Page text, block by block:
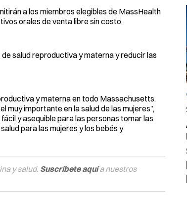
a los miembros elegibles de MassHealth
orales de venta libre sin costo.
salud reproductiva y materna y reducir las
y materna en todo Massachusetts.
importante en la salud de las mujeres”,
y asequible para las personas tomar las
para las mujeres y los bebés y
y salud. Suscríbete aquía nuestros